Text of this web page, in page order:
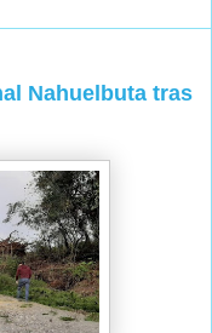
Nahuelbuta tras